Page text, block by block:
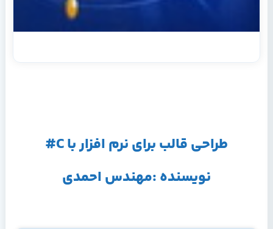
طراحی قالب برای نرم افزار با C#
نویسنده :مهندس احمدی